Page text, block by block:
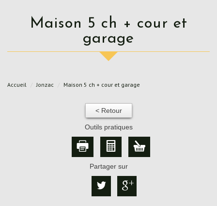
Maison 5 ch + cour et
garage
Accueil Jonzac Maison 5 ch + cour et garage
< Retour
Outils pratiques
Partager sur